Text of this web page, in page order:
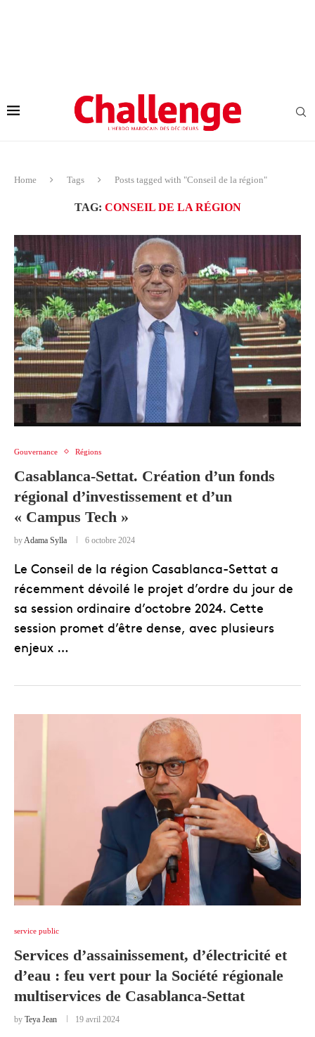
Home Tags Posts tagged with "Conseil de la région"
TAG: CONSEIL DE LA RÉGION
Gouvernance Régions
Casablanca-Settat. Création d’un fonds
régional d’investissement et d’un
« Campus Tech »
byAdama Sylla 6 octobre 2024
Le Conseil de la région Casablanca-Settat a
récemment dévoilé le projet d’ordre du jour de
sa session ordinaire d’octobre 2024. Cette
session promet d’être dense, avec plusieurs
enjeux …
service public
Services d’assainissement, d’électricité et
d’eau : feu vert pour la Société régionale
multiservices de Casablanca-Settat
by Teya Jean 19 avril 2024